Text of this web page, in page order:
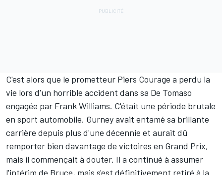
C'est alors que le prometteur Piers Courage a perdu la
vie lors d'un horrible accident dans sa De Tomaso
engagée par Frank Williams. C'était une période brutale
en sport automobile. Gurney avait entamé sa brillante
carrière depuis plus d'une décennie et aurait dû
remporter bien davantage de victoires en Grand Prix,
mais il commençait à douter. Il a continué à assumer
l'intérim de Bruce, mais s'est définitivement retiré à la